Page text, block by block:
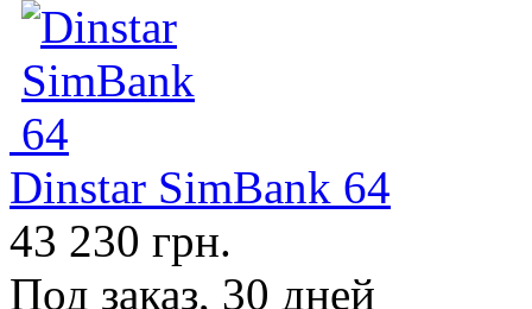
Dinstar SimBank 64
43 230 грн.
Под заказ, 30 дней